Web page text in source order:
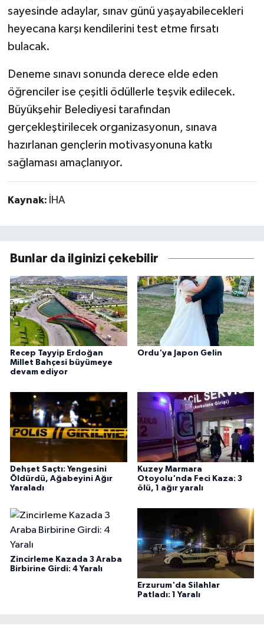
sayesinde adaylar, sınav günü yaşayabilecekleri
heyecana karşı kendilerini test etme fırsatı
bulacak.
Deneme sınavı sonunda derece elde eden
öğrenciler ise çeşitli ödüllerle teşvik edilecek.
Büyükşehir Belediyesi tarafından
gerçekleştirilecek organizasyonun, sınava
hazırlanan gençlerin motivasyonuna katkı
sağlaması amaçlanıyor.
Kaynak: İHA
Bunlar da ilginizi çekebilir
Recep Tayyip Erdoğan
Millet Bahçesi büyümeye
devam ediyor
Ordu'ya Japon Gelin
Dehşet Saçtı: Yengesini
Öldürdü, Ağabeyini Ağır
Yaraladı
Kuzey Marmara
Otoyolu'nda Feci Kaza: 3
ölü, 1 ağır yaralı
Zincirleme Kazada 3 Araba
Birbirine Girdi: 4 Yaralı
Erzurum'da Silahlar
Patladı: 1 Yaralı